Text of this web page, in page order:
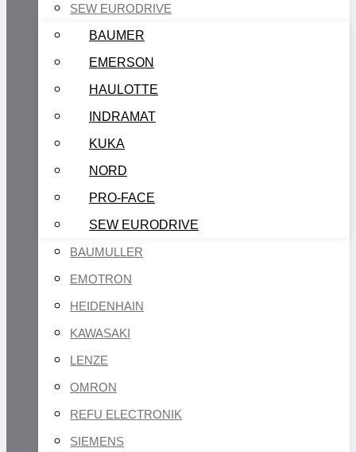
SEW EURODRIVE
BAUMER
EMERSON
HAULOTTE
INDRAMAT
KUKA
NORD
PRO-FACE
SEW EURODRIVE
BAUMULLER
EMOTRON
HEIDENHAIN
KAWASAKI
LENZE
OMRON
REFU ELECTRONIK
SIEMENS